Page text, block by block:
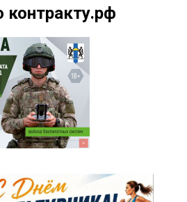
контракту.рф